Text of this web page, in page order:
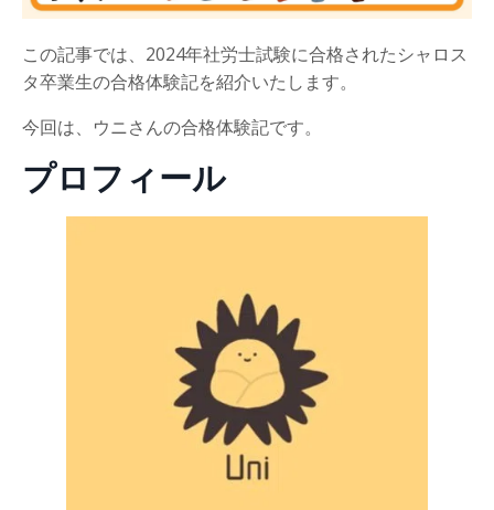
この記事では、2024年社労士試験に合格されたシャロス
タ卒業生の合格体験記を紹介いたします。
今回は、ウニさんの合格体験記です。
プロフィール